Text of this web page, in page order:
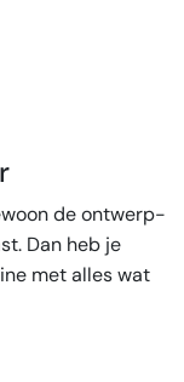
de ontwerp-
Dan heb je
met alles wat